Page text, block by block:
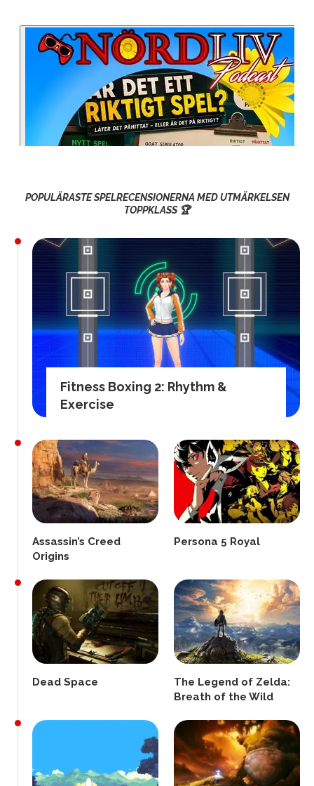
POPULÄRASTE SPELRECENSIONERNA MED UTMÄRKELSEN
TOPPKLASS 🏆
Fitness Boxing 2: Rhythm &
Exercise
Assassin’s Creed
Origins
Persona 5 Royal
Dead Space
The Legend of Zelda:
Breath of the Wild